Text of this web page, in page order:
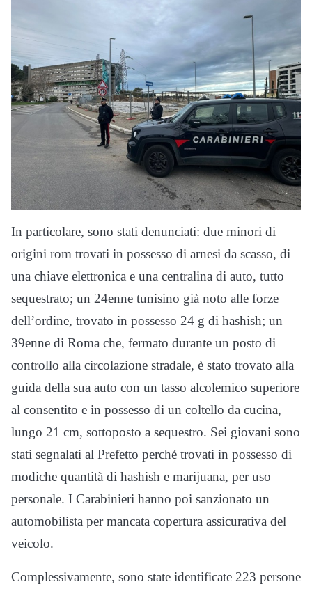
In particolare, sono stati denunciati: due minori di
origini rom trovati in possesso di arnesi da scasso, di
una chiave elettronica e una centralina di auto, tutto
sequestrato; un 24enne tunisino già noto alle forze
dell’ordine, trovato in possesso 24 g di hashish; un
39enne di Roma che, fermato durante un posto di
controllo alla circolazione stradale, è stato trovato alla
guida della sua auto con un tasso alcolemico superiore
al consentito e in possesso di un coltello da cucina,
lungo 21 cm, sottoposto a sequestro. Sei giovani sono
stati segnalati al Prefetto perché trovati in possesso di
modiche quantità di hashish e marijuana, per uso
personale. I Carabinieri hanno poi sanzionato un
automobilista per mancata copertura assicurativa del
veicolo.
Complessivamente, sono state identificate 223 persone